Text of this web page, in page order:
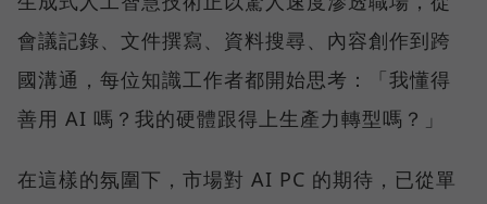
會議記錄、文件撰寫、資料搜尋、內容創作到跨
國溝通，每位知識工作者都開始思考：「我懂得
善用 AI 嗎？我的硬體跟得上生產力轉型嗎？」
在這樣的氛圍下，市場對 AI PC 的期待，已從單